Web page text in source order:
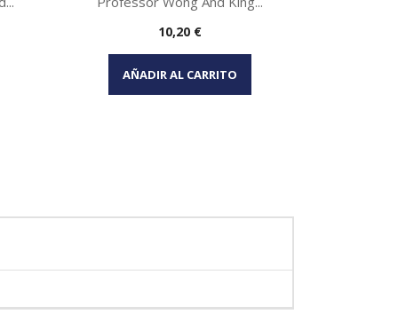
Vista rápida
Precio
10,20 €
AÑADIR AL CARRITO